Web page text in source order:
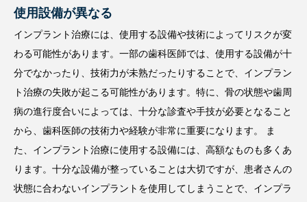
使用設備が異なる
インプラント治療には、使用する設備や技術によってリスクが変
わる可能性があります。一部の歯科医師では、使用する設備が十
分でなかったり、技術力が未熟だったりすることで、インプラン
ト治療の失敗が起こる可能性があります。特に、骨の状態や歯周
病の進行度合いによっては、十分な診査や手技が必要となること
から、歯科医師の技術力や経験が非常に重要になります。 ま
た、インプラント治療に使用する設備には、高額なものも多くあ
ります。十分な設備が整っていることは大切ですが、患者さんの
状態に合わないインプラントを使用してしまうことで、インプラ